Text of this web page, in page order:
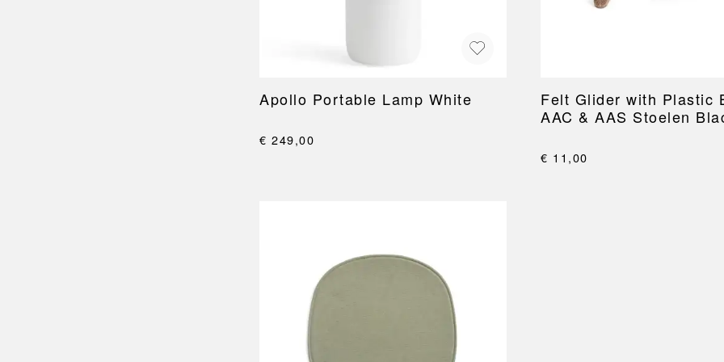
Apollo Portable Lamp White
€ 249,00
Felt Glider with Plastic
AAC & AAS Stoelen
€ 11,00